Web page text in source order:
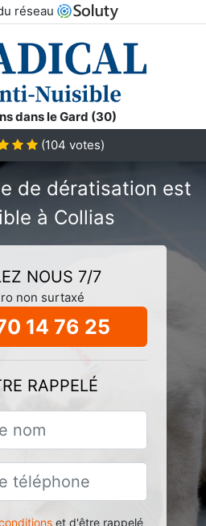
réseau
dans le Gard (30)
(104 votes)
de dératisation est
à Collias
NOUS 7/7
non surtaxé
14 76 25
RAPPELÉ
et d'être rappelé